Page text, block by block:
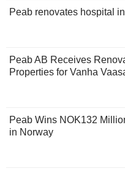
Peab renovates hospital
Peab AB Receives
Properties for Vanha
Peab Wins NOK132
in Norway